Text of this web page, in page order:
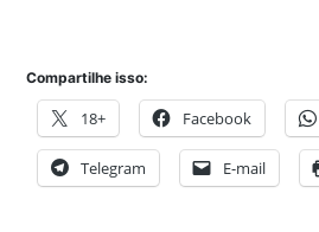
Compartilhe isso:
18+ Facebook
Telegram E-mail